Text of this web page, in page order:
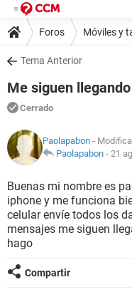
Foros Móviles y
Tema Anterior
Me siguen
Cerrado
Paolapabon -
Paolapabon - 21
Buenas mi nombre es
iphone y me funciona
celular envíe todos los
mensajes me siguen
hago
Compartir